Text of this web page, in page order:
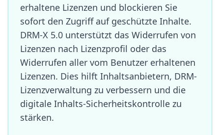
erhaltene Lizenzen und blockieren Sie
sofort den Zugriff auf geschützte Inhalte.
DRM-X 5.0 unterstützt das Widerrufen von
Lizenzen nach Lizenzprofil oder das
Widerrufen aller vom Benutzer erhaltenen
Lizenzen. Dies hilft Inhaltsanbietern, DRM-
Lizenzverwaltung zu verbessern und die
digitale Inhalts-Sicherheitskontrolle zu
stärken.